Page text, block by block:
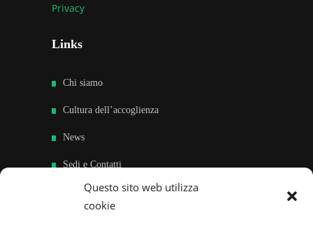
Questo sito web utilizza
cookie
Privacy
Links
Chi siamo
Cultura dell’accoglienza
News
Sedi e Contatti
Sostieni